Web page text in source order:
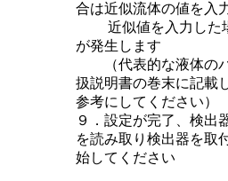
合は近似流体の値を入
近似値を入力した
が発生します
（代表的な液体のパ
扱説明書の巻末に記載
参考にしてください）
９．設定が完了、検出
を読み取り検出器を取
始してください